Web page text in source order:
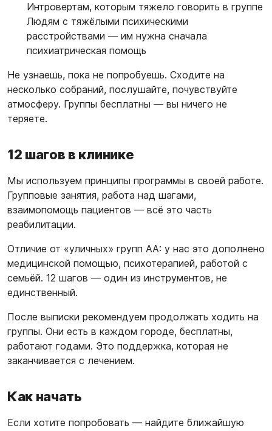
Интровертам, которым тяжело говорить в группе
Людям с тяжёлыми психическими
расстройствами — им нужна сначала
психиатрическая помощь
Не узнаешь, пока не попробуешь. Сходите на
несколько собраний, послушайте, почувствуйте
атмосферу. Группы бесплатны — вы ничего не
теряете.
12 шагов в клинике
Мы используем принципы программы в своей работе.
Групповые занятия, работа над шагами,
взаимопомощь пациентов — всё это часть
реабилитации.
Отличие от «уличных» групп АА: у нас это дополнено
медицинской помощью, психотерапией, работой с
семьёй. 12 шагов — один из инструментов, не
единственный.
После выписки рекомендуем продолжать ходить на
группы. Они есть в каждом городе, бесплатны,
работают годами. Это поддержка, которая не
заканчивается с лечением.
Как начать
Если хотите попробовать — найдите ближайшую